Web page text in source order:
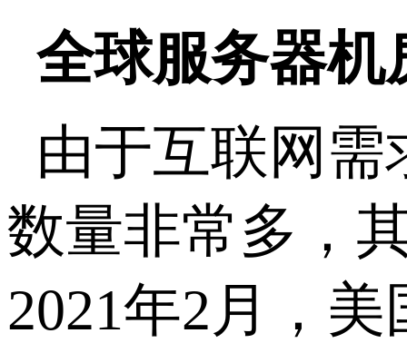
全球服务器机
由于互联网
数量非常多，
2021年2月，